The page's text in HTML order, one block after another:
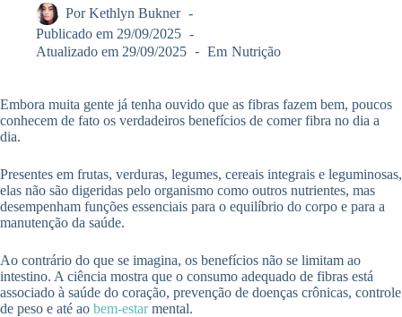
Por Kethlyn Bukner
Publicado em 29/09/2025
Atualizado em 29/09/2025 Em Nutrição
Embora muita gente já tenha ouvido que as fibras fazem bem, poucos
conhecem de fato os verdadeiros benefícios de comer fibra no dia a
dia.
Presentes em frutas, verduras, legumes, cereais integrais e leguminosas,
elas não são digeridas pelo organismo como outros nutrientes, mas
desempenham funções essenciais para o equilíbrio do corpo e para a
manutenção da saúde.
Ao contrário do que se imagina, os benefícios não se limitam ao
intestino. A ciência mostra que o consumo adequado de fibras está
associado à saúde do coração, prevenção de doenças crônicas, controle
de peso e até ao bem-estarmental.